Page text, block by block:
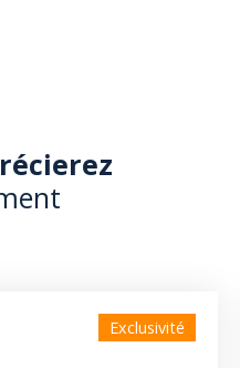
Exclusivité